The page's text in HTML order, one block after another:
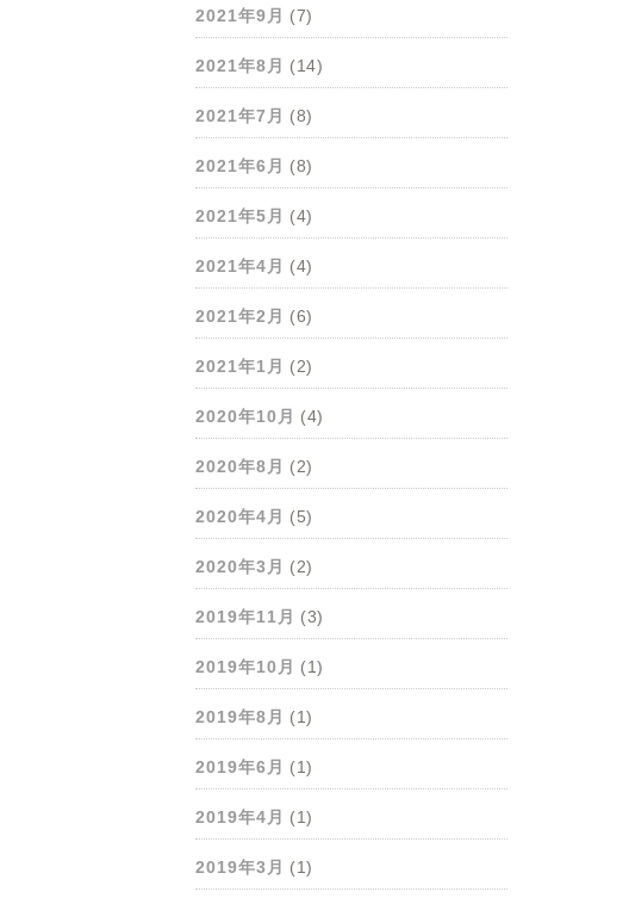
2021年9月 (7)
2021年8月 (14)
2021年7月 (8)
2021年6月 (8)
2021年5月 (4)
2021年4月 (4)
2021年2月 (6)
2021年1月 (2)
2020年10月 (4)
2020年8月 (2)
2020年4月 (5)
2020年3月 (2)
2019年11月 (3)
2019年10月 (1)
2019年8月 (1)
2019年6月 (1)
2019年4月 (1)
2019年3月 (1)